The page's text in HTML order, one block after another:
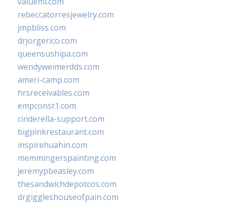
rebeccatorresjewelry.com
jmpbliss.com
drjorgerico.com
queensushipa.com
wendyweimerdds.com
ameri-camp.com
hrsreceivables.com
empconst1.com
cinderella-support.com
bigpinkrestaurant.com
inspirehuahin.com
memmingerspainting.com
jeremypbeasley.com
thesandwichdepotcos.com
drgiggleshouseofpain.com